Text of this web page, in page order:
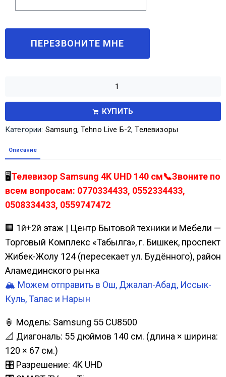
КУПИТЬ
Категории: Samsung,Tehno Live Б-2,Телевизоры
Описание
🖥️Телевизор Samsung 4K UHD 140 см📞Звоните по
всем вопросам: 0770334433, 0552334433,
0508334433, 0559747472
🏢 1й+2й этаж | Центр Бытовой техники и Мебели —
Торговый Комплекс «Табылга», г. Бишкек, проспект
Жибек-Жолу 124 (пересекает ул. Будённого), район
Аламединского рынка
🏔️ Можем отправить в Ош, Джалал-Абад, Иссык-
Куль, Талас и Нарын
🏮 Модель: Samsung 55 CU8500
📐 Диагональ: 55 дюймов 140 см. (длина × ширина:
120 × 67 см.)
🎛️ Разрешение: 4K UHD